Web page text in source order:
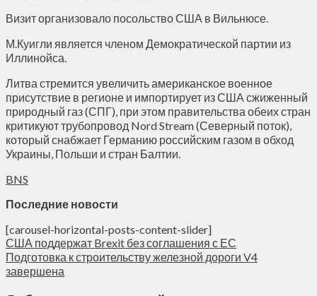
Визит организовало посольство США в Вильнюсе.
М.Куигли является членом Демократической партии из
Иллинойса.
Литва стремится увеличить американское военное
присутствие в регионе и импортирует из США сжиженный
природный газ (СПГ), при этом правительства обеих стран
критикуют трубопровод Nord Stream (Северный поток),
который снабжает Германию российским газом в обход
Украины, Польши и стран Балтии.
BNS
Последние новости
[carousel-horizontal-posts-content-slider]
США поддержат Brexit без соглашения с ЕС
Подготовка к строительству железной дороги V4
завершена